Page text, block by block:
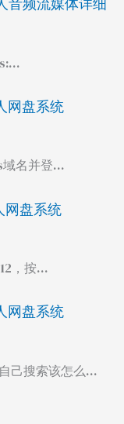
网盘系统
域名并登…
网盘系统
，按…
网盘系统
己搜索该怎么…